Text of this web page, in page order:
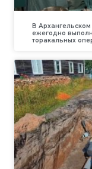
В
ежегодно
торакальных